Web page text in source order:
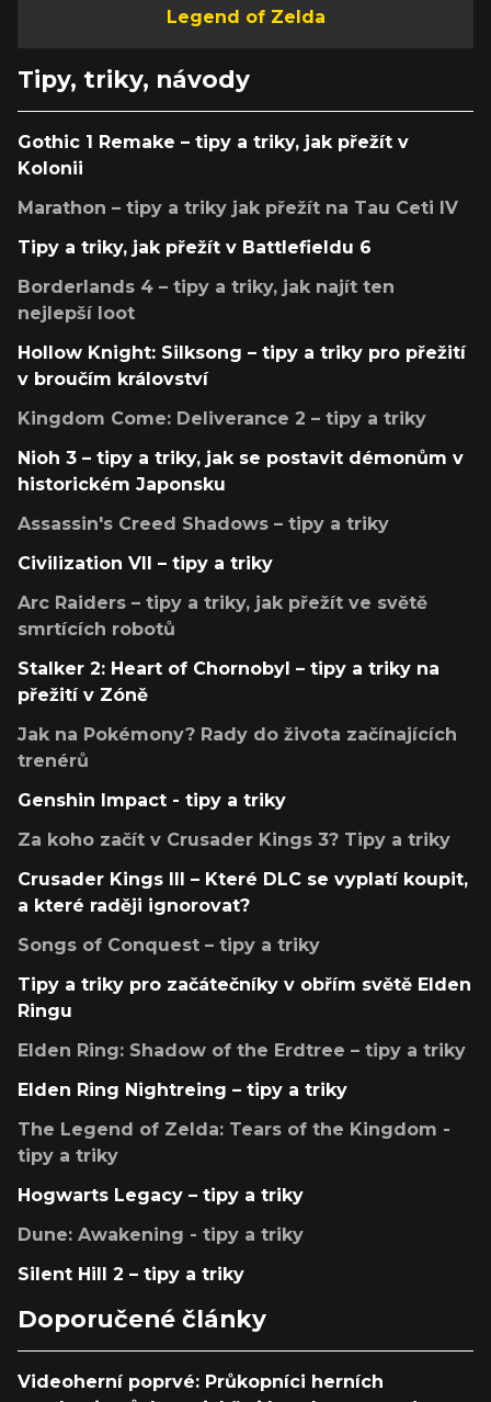
Legend of Zelda
Tipy, triky, návody
Gothic 1 Remake – tipy a triky, jak přežít v
Kolonii
Marathon – tipy a triky jak přežít na Tau Ceti IV
Tipy a triky, jak přežít v Battlefieldu 6
Borderlands 4 – tipy a triky, jak najít ten
nejlepší loot
Hollow Knight: Silksong – tipy a triky pro přežití
v broučím království
Kingdom Come: Deliverance 2 – tipy a triky
Nioh 3 – tipy a triky, jak se postavit démonům v
historickém Japonsku
Assassin's Creed Shadows – tipy a triky
Civilization VII – tipy a triky
Arc Raiders – tipy a triky, jak přežít ve světě
smrtících robotů
Stalker 2: Heart of Chornobyl – tipy a triky na
přežití v Zóně
Jak na Pokémony? Rady do života začínajících
trenérů
Genshin Impact - tipy a triky
Za koho začít v Crusader Kings 3? Tipy a triky
Crusader Kings III – Které DLC se vyplatí koupit,
a které raději ignorovat?
Songs of Conquest – tipy a triky
Tipy a triky pro začátečníky v obřím světě Elden
Ringu
Elden Ring: Shadow of the Erdtree – tipy a triky
Elden Ring Nightreing – tipy a triky
The Legend of Zelda: Tears of the Kingdom -
tipy a triky
Hogwarts Legacy – tipy a triky
Dune: Awakening - tipy a triky
Silent Hill 2 – tipy a triky
Doporučené články
Videoherní poprvé: Průkopníci herních